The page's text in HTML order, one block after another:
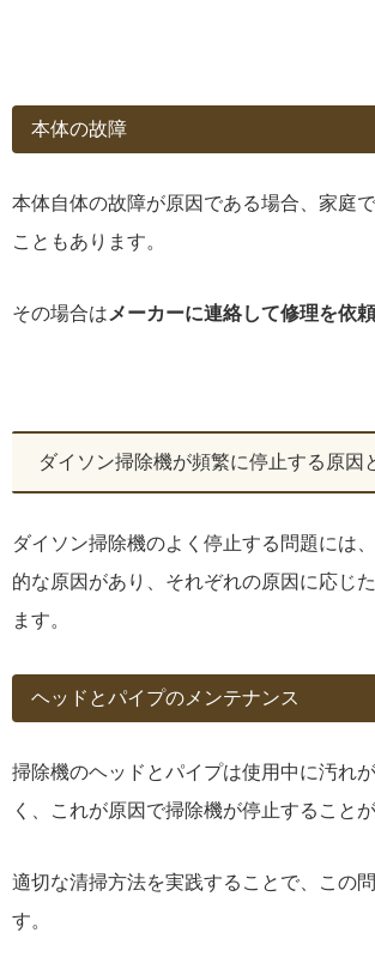
本体の故障
本体自体の故障が原因である場合、家庭
こともあります。
その場合は メーカーに連絡して修理を依
ダイソン掃除機が頻繁に停止する原因
ダイソン掃除機のよく停止する問題には
的な原因があり、それぞれの原因に応じ
ます。
ヘッドとパイプのメンテナンス
掃除機のヘッドとパイプは使用中に汚れ
く、これが原因で掃除機が停止することが
適切な清掃方法を実践することで、この
す。